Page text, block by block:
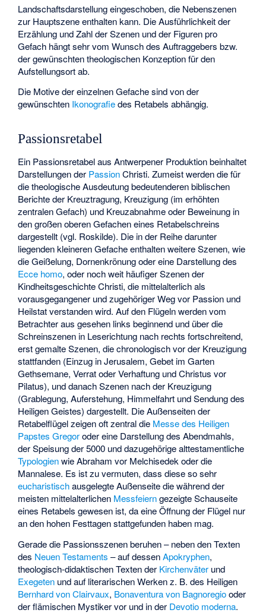
Landschaftsdarstellung eingeschoben, die Nebenszenen
zur Hauptszene enthalten kann. Die Ausführlichkeit der
Erzählung und Zahl der Szenen und der Figuren pro
Gefach hängt sehr vom Wunsch des Auftraggebers bzw.
der gewünschten theologischen Konzeption für den
Aufstellungsort ab.
Die Motive der einzelnen Gefache sind von der
gewünschten Ikonografiedes Retabels abhängig.
Passionsretabel
Ein Passionsretabel aus Antwerpener Produktion beinhaltet
Darstellungen der PassionChristi. Zumeist werden die für
die theologische Ausdeutung bedeutenderen biblischen
Berichte der Kreuztragung, Kreuzigung (im erhöhten
zentralen Gefach) und Kreuzabnahme oder Beweinung in
den großen oberen Gefachen eines Retabelschreins
dargestellt (vgl. Roskilde). Die in der Reihe darunter
liegenden kleineren Gefache enthalten weitere Szenen, wie
die Geißelung, Dornenkrönung oder eine Darstellung des
Ecce homo, oder noch weit häufiger Szenen der
Kindheitsgeschichte Christi, die mittelalterlich als
vorausgegangener und zugehöriger Weg vor Passion und
Heilstat verstanden wird. Auf den Flügeln werden vom
Betrachter aus gesehen links beginnend und über die
Schreinszenen in Leserichtung nach rechts fortschreitend,
erst gemalte Szenen, die chronologisch vor der Kreuzigung
stattfanden (Einzug in Jerusalem, Gebet im Garten
Gethsemane, Verrat oder Verhaftung und Christus vor
Pilatus), und danach Szenen nach der Kreuzigung
(Grablegung, Auferstehung, Himmelfahrt und Sendung des
Heiligen Geistes) dargestellt. Die Außenseiten der
Retabelflügel zeigen oft zentral die Messe des Heiligen
Papstes Gregoroder eine Darstellung des Abendmahls,
der Speisung der 5000 und dazugehörige alttestamentliche
Typologienwie Abraham vor Melchisedek oder die
Mannalese. Es ist zu vermuten, dass diese so sehr
eucharistischausgelegte Außenseite die während der
meisten mittelalterlichen Messfeierngezeigte Schauseite
eines Retabels gewesen ist, da eine Öffnung der Flügel nur
an den hohen Festtagen stattgefunden haben mag.
Gerade die Passionsszenen beruhen – neben den Texten
des Neuen Testaments – auf dessenApokryphen,
theologisch-didaktischen Texten der Kirchenväter und
Exegeten und auf literarischen Werken z. B. des Heiligen
Bernhard von Clairvaux, Bonaventura von Bagnoregiooder
der flämischen Mystiker vor und in der Devotio moderna.